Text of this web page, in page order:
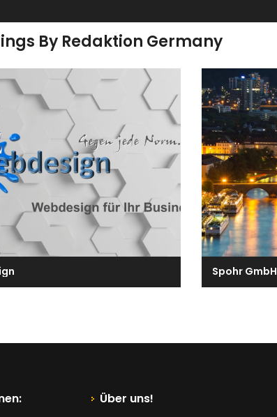
By Redaktion Germany
Spohr GmbH
Über uns!